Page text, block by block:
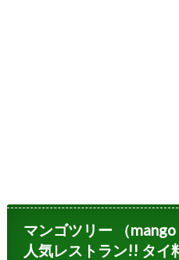
マンゴツリー （
人気レストラン!! タイ